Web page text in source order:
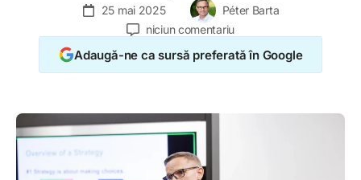
25 mai 2025
Péter Barta
niciun comentariu
Adaugă-ne ca sursă preferată în Google